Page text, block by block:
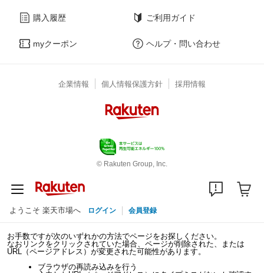
購入履歴
myクーポン
ご利用ガイド
ヘルプ・問い合わせ
企業情報 個人情報保護方針 採用情報
© Rakuten Group, Inc.
ようこそ 楽天市場へ ログイン 会員登録
お手数ですが次のいずれかの方法でページをお探しください。
なおリンクをクリックされていた場合、ページが削除された、または
URL（ページアドレス）が変更された可能性があります。
ブラウザの再読み込みを行う